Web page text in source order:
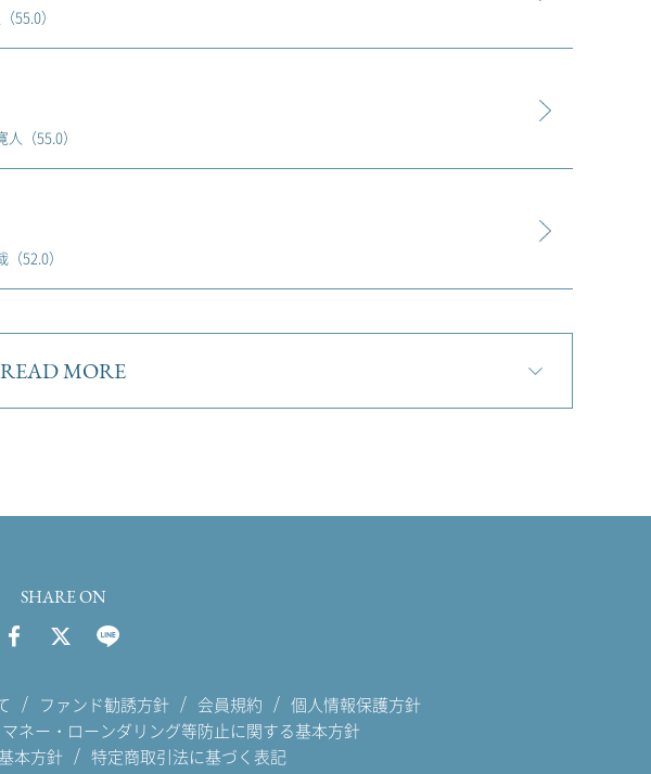
55.0）
人（55.0）
52.0）
READ MORE
SHARE ON
ファンド勧誘方針 会員規約
個人情報保護方針
マネー・ローンダリング等防止に関する基本方針
本方針
特定商取引法に基づく表記